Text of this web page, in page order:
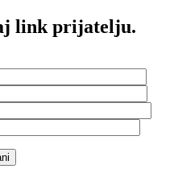
link prijatelju.